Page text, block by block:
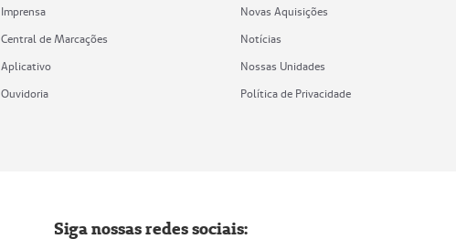
Imprensa
Central de Marcações
Aplicativo
Ouvidoria
Novas Aquisições
Notícias
Nossas Unidades
Política de Privacidade
Siga nossas redes sociais: